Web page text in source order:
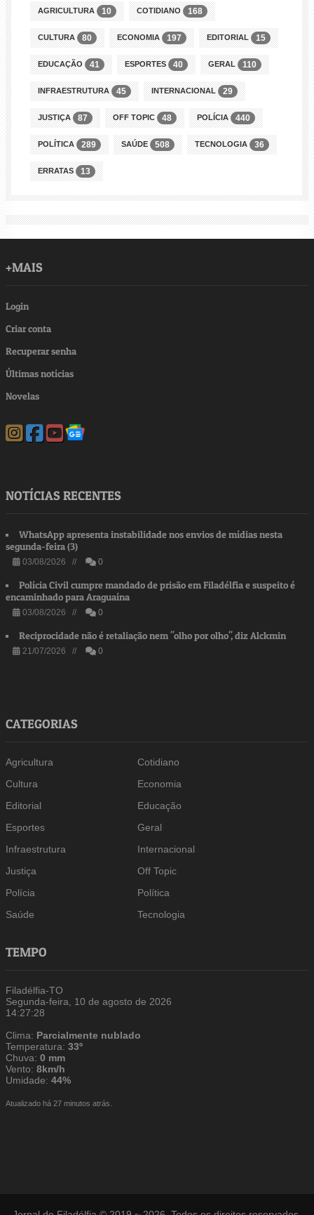
AGRICULTURA 10 COTIDIANO 168
CULTURA 80 ECONOMIA 197 EDITORIAL 15
EDUCAÇÃO 41 ESPORTES 40 GERAL 110
INFRAESTRUTURA 45 INTERNACIONAL 29
JUSTIÇA 87 OFF TOPIC 48 POLÍCIA 440
POLÍTICA 289 SAÚDE 508 TECNOLOGIA 36
ERRATAS 13
+MAIS
Login
Criar conta
Recuperar senha
Últimas notícias
Novelas
NOTÍCIAS RECENTES
WhatsApp apresenta instabilidade nos envios de mídias nesta
segunda-feira (3)
03/08/2026 // 0
Polícia Civil cumpre mandado de prisão em Filadélfia e suspeito é
encaminhado para Araguaína
03/08/2026 // 0
Reciprocidade não é retaliação nem "olho por olho", diz Alckmin
21/07/2026 // 0
CATEGORIAS
Agricultura
Cotidiano
Cultura
Economia
Editorial
Educação
Esportes
Geral
Infraestrutura
Internacional
Justiça
Off Topic
Polícia
Política
Saúde
Tecnologia
TEMPO
Filadélfia-TO
Segunda-feira, 10 de agosto de 2026
14:27:29
Clima: Parcialmente nublado
Temperatura:33º
Chuva:0 mm
Vento:8km/h
Umidade:44%
Atualizado há 27 minutos atrás.